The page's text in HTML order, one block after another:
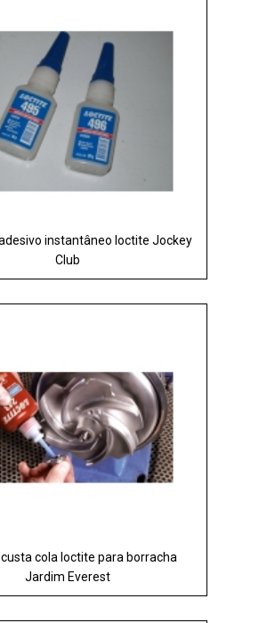
instantâneo loctite Jockey
Club
cola loctite para borracha
Jardim Everest